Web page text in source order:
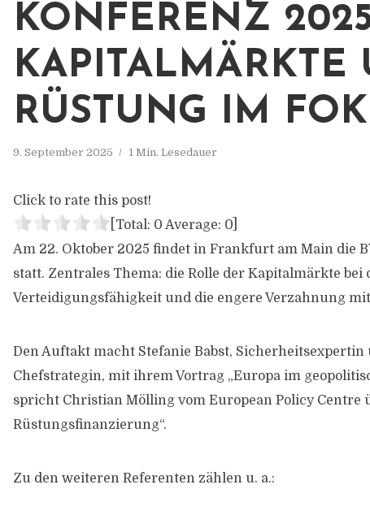
KONFERENZ
KAPITALMÄRKTE
RÜSTUNG IM
9. September 2025 1 Min. Lesedauer
Click to rate this post!
[Total: 0 Average: 0
Am 22. Oktober 2025 findet in Frankfurt am Main die
statt. Zentrales Thema: die Rolle der Kapitalmärkte
Verteidigungsfähigkeit und die engere Verzahnung
Den Auftakt macht Stefanie Babst, Sicherheitsexpertin
Chefstrategin, mit ihrem Vortrag „Europa im
spricht Christian Mölling vom European Policy Centre
Rüstungsfinanzierung“.
Zu den weiteren Referenten zählen u. a.: